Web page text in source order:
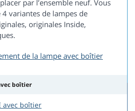
par l’ensemble neuf. Vous
variantes de lampes de
originales Inside,
de la lampe avec boîtier
boîtier
avec boîtier